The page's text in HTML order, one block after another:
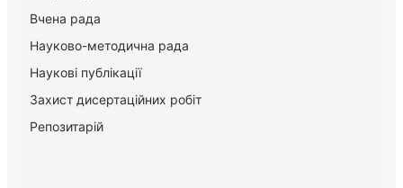
Вчена рада
Науково-методична рада
Наукові публікації
Захист дисертаційних робіт
Репозитарій